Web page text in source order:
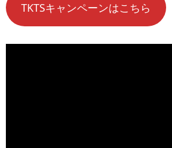
TKTSキャンペーンはこちら